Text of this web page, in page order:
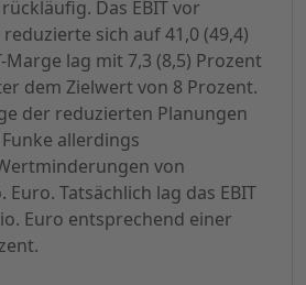
Das EBIT vor
sich auf 41,0 (49,4)
Marge lag mit 7,3 (8,5) Prozent
dem Zielwert von 8 Prozent.
der reduzierten Planungen
allerdings
von
Euro. Tatsächlich lag das EBIT
Euro entsprechend einer